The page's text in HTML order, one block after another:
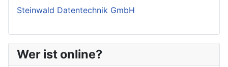
Steinwald Datentechnik GmbH
Wer ist online?